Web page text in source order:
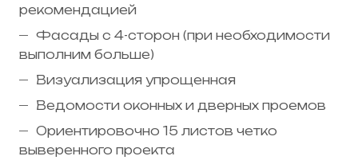
рекомендацией
Фасады с 4-сторон (при необходимости
выполним больше)
Визуализация упрощенная
Ведомости оконных и дверных проемов
Ориентировочно 15 листов четко
выверенного проекта